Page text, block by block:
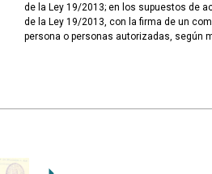
de la Ley 19/2013; en los supuestos de
de la Ley 19/2013, con la firma de un
persona o personas autorizadas, según